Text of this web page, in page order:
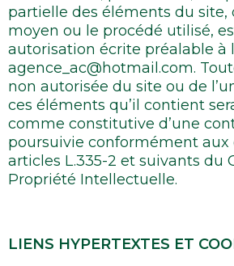
partielle des éléments du site,
moyen ou le procédé utilisé,
autorisation écrite préalable à
agence_ac@hotmail.com.
non autorisée du site ou de
ces éléments qu’il contient
comme constitutive d’une
poursuivie conformément aux
articles L.335-2 et suivants du
Propriété Intellectuelle.
LIENS HYPERTEXTES ET